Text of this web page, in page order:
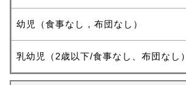
幼児（食事なし，布団なし）
乳幼児（2歳以下/食事なし、布団なし）